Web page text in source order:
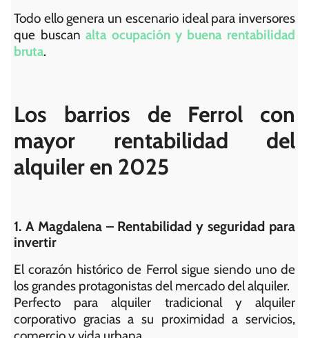
Todo ello genera un escenario ideal para inversores
que buscanalta ocupación y buena rentabilidad
bruta.
Los barrios de Ferrol con
mayor rentabilidad del
alquiler en 2025
1. A Magdalena – Rentabilidad y seguridad para
invertir
El corazón histórico de Ferrol sigue siendo uno de
los grandes protagonistas del mercado del alquiler.
Perfecto para alquiler tradicional y alquiler
corporativo gracias a su proximidad a servicios,